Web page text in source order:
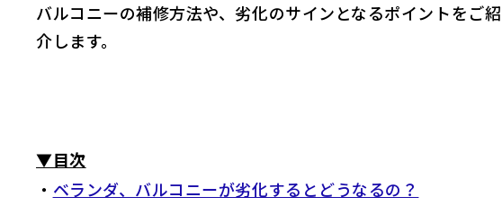
バルコニーの補修方法や、劣化のサインとなるポイントをご紹
介します。
▼目次
・ ベランダ、バルコニーが劣化するとどうなるの？